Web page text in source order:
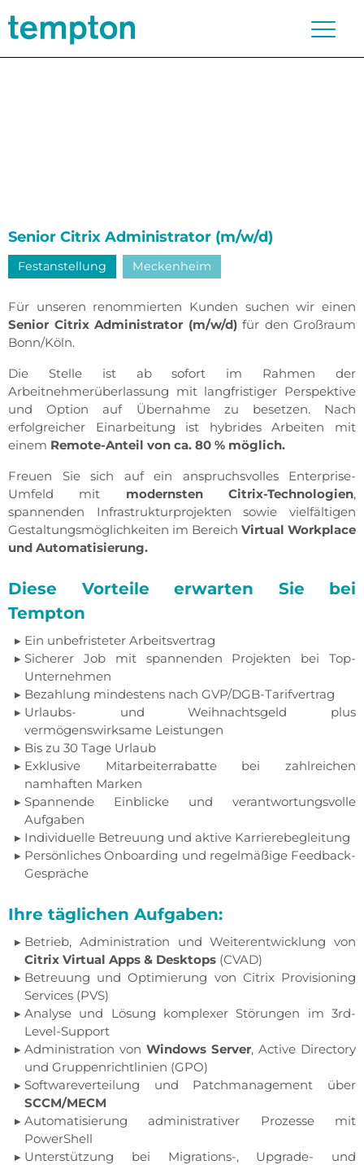
Senior Citrix Administrator (m/w/d)
Festanstellung Meckenheim
Für unseren renommierten Kunden suchen wir einen
Senior Citrix Administrator (m/w/d)für den Großraum
Bonn/Köln.
Die Stelle ist ab sofort im Rahmen der
Arbeitnehmerüberlassung mit langfristiger Perspektive
und Option auf Übernahme zu besetzen. Nach
erfolgreicher Einarbeitung ist hybrides Arbeiten mit
einem Remote-Anteil von ca. 80 % möglich.
Freuen Sie sich auf ein anspruchsvolles Enterprise-
Umfeld mit modernsten Citrix-Technologien,
spannenden Infrastrukturprojekten sowie vielfältigen
Gestaltungsmöglichkeiten im Bereich Virtual Workplace
und Automatisierung.
Diese Vorteile erwarten Sie bei
Tempton
Ein unbefristeter Arbeitsvertrag
Sicherer Job mit spannenden Projekten bei Top-
Unternehmen
Bezahlung mindestens nach GVP/DGB-Tarifvertrag
Urlaubs- und Weihnachtsgeld plus
vermögenswirksame Leistungen
Bis zu 30 Tage Urlaub
Exklusive Mitarbeiterrabatte bei zahlreichen
namhaften Marken
Spannende Einblicke und verantwortungsvolle
Aufgaben
Individuelle Betreuung und aktive Karrierebegleitung
Persönliches Onboarding und regelmäßige Feedback-
Gespräche
Ihre täglichen Aufgaben:
Betrieb, Administration und Weiterentwicklung von
Citrix Virtual Apps & Desktops (CVAD)
Betreuung und Optimierung von Citrix Provisioning
Services (PVS)
Analyse und Lösung komplexer Störungen im 3rd-
Level-Support
Administration von Windows Server, Active Directory
und Gruppenrichtlinien (GPO)
Softwareverteilung und Patchmanagement über
SCCM/MECM
Automatisierung administrativer Prozesse mit
PowerShell
Unterstützung bei Migrations-, Upgrade- und